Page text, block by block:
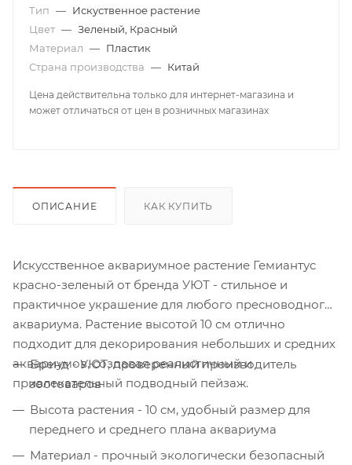
Тип — Искуственное растение
Цвет — Зеленый, Красный
Материал — Пластик
Страна производства — Китай
Цена действительна только для интернет-магазина и
может отличаться от цен в розничных магазинах
ОПИСАНИЕ КАК КУПИТЬ
Искусственное аквариумное растение Гемиантус
красно-зеленый от бренда УЮТ - стильное и
практичное украшение для любого пресноводного
аквариума. Растение высотой 10 см отлично
подходит для декорирования небольших и средних
аквариумов, создавая реалистичный и
привлекательный подводный пейзаж.
Бренд - УЮТ, проверенный производитель
зоотоваров
Высота растения - 10 см, удобный размер для
переднего и среднего плана аквариума
Материал - прочный экологически безопасный